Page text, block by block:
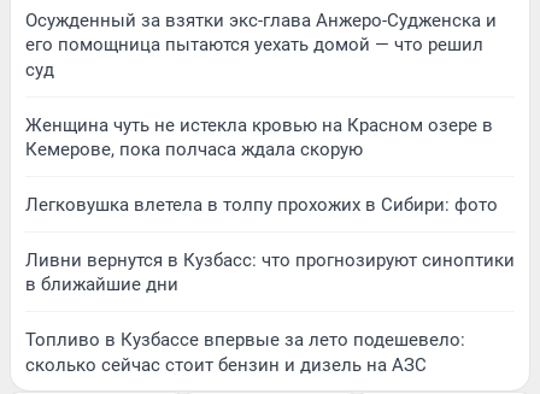
Осужденный за взятки экс-глава Анжеро-Судженска и
его помощница пытаются уехать домой — что решил
суд
Женщина чуть не истекла кровью на Красном озере в
Кемерове, пока полчаса ждала скорую
Легковушка влетела в толпу прохожих в Сибири: фото
Ливни вернутся в Кузбасс: что прогнозируют синоптики
в ближайшие дни
Топливо в Кузбассе впервые за лето подешевело:
сколько сейчас стоит бензин и дизель на АЗС